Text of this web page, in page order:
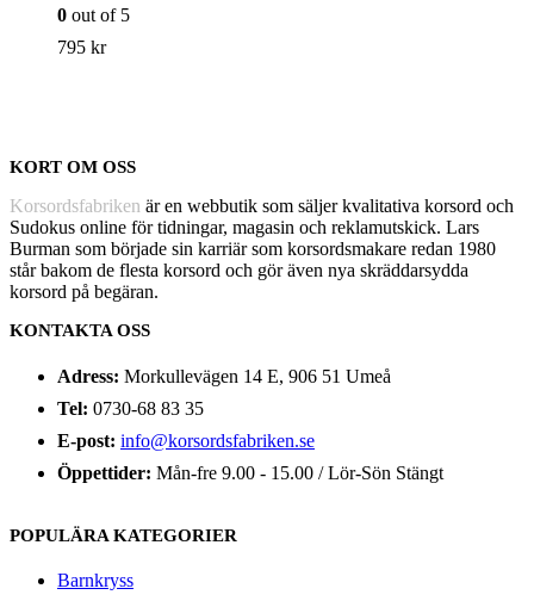
var:
0 out of 5
795 kr
KORT OM OSS
Korsordsfabriken är en webbutik som säljer kvalitativa korsord och
Sudokus online för tidningar, magasin och reklamutskick. Lars
Burman som började sin karriär som korsordsmakare redan 1980
står bakom de flesta korsord och gör även nya skräddarsydda
korsord på begäran.
KONTAKTA OSS
Adress: Morkullevägen 14 E, 906 51 Umeå
Tel: 0730-68 83 35
E-post: info@korsordsfabriken.se
Öppettider: Mån-fre 9.00 - 15.00 / Lör-Sön Stängt
POPULÄRA KATEGORIER
Barnkryss